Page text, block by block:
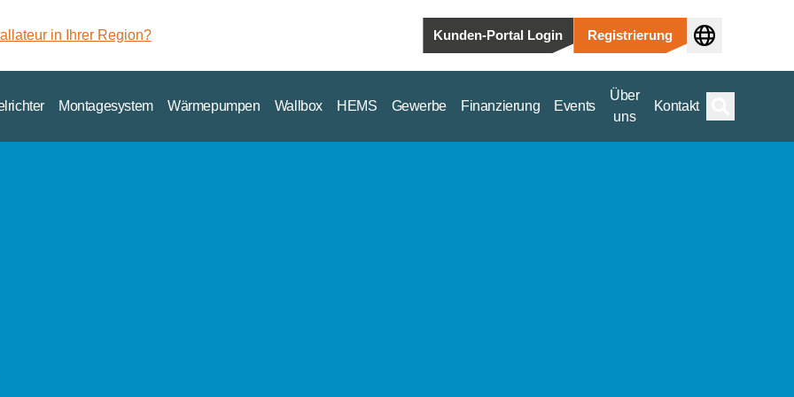
in Ihrer Region? Kunden-Portal Login Registrierung
Montagesystem Wärmepumpen Wallbox HEMS Gewerbe Finanzierung Events
Über
uns
Kontakt
angelegten Bodenanlagen decken wir das gesamte Spektrum ab.
Installationen verwendet werden, von Neubauten bis hin zu kommerziellen und versorgungstechnischen Anwendungen.